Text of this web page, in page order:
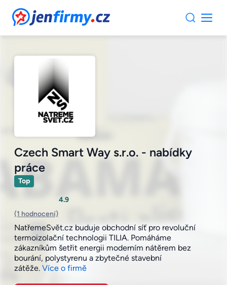
JenFirmy.cz
Czech Smart Way s.r.o. - nabídky
práce
Top
4.9
(1 hodnocení)
NatřemeSvět.cz buduje obchodní síť pro revoluční
termoizolační technologii TILIA. Pomáháme
zákazníkům šetřit energii moderním nátěrem bez
bourání, polystyrenu a zbytečné stavební
zátěže. Více o firmě